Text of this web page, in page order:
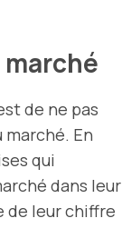
marché
de ne pas
En
qui
dans leur
de leur chiffre